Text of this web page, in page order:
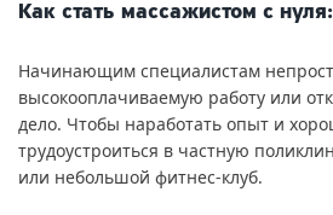
Как стать массажистом с
Начинающим специалистам
высокооплачиваемую работу или
дело. Чтобы наработать опыт и
трудоустроиться в частную
или небольшой фитнес-клуб.